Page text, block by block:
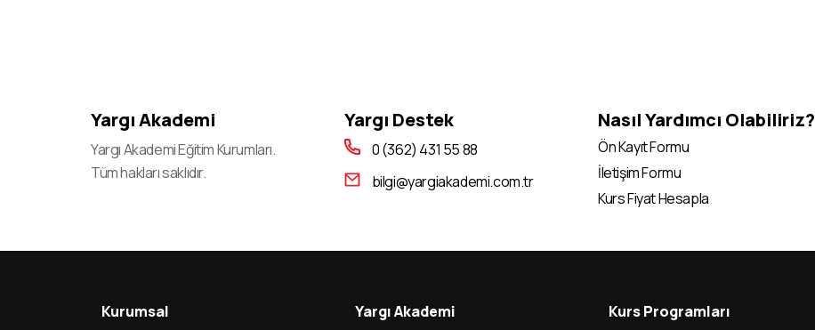
Yargı Akademi
Yargı Akademi Eğitim Kurumları.
Tüm hakları saklıdır.
Yargı Destek
0 (362) 431 55 88
bilgi@yargiakademi.com.tr
Nasıl Yardımcı Olabiliriz?
Ön Kayıt Formu
İletişim Formu
Kurs Fiyat Hesapla
Kurumsal
Yargı Akademi
Kurs Programları